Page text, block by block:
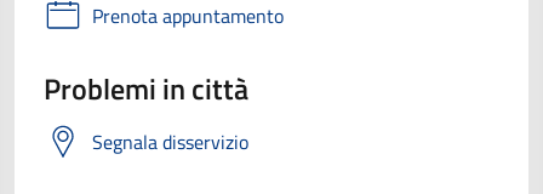
Prenota appuntamento
Problemi in città
Segnala disservizio